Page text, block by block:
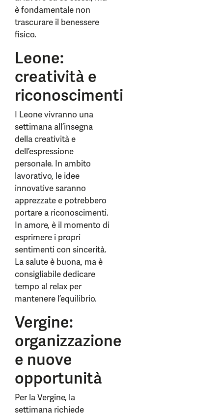
è fondamentale non
trascurare il benessere
fisico.
Leone:
creatività e
riconoscimenti
I Leone vivranno una
settimana all’insegna
della creatività e
dell’espressione
personale. In ambito
lavorativo, le idee
innovative saranno
apprezzate e potrebbero
portare a riconoscimenti.
In amore, è il momento di
esprimere i propri
sentimenti con sincerità.
La salute è buona, ma è
consigliabile dedicare
tempo al relax per
mantenere l’equilibrio.
Vergine:
organizzazione
e nuove
opportunità
Per la Vergine, la
settimana richiede